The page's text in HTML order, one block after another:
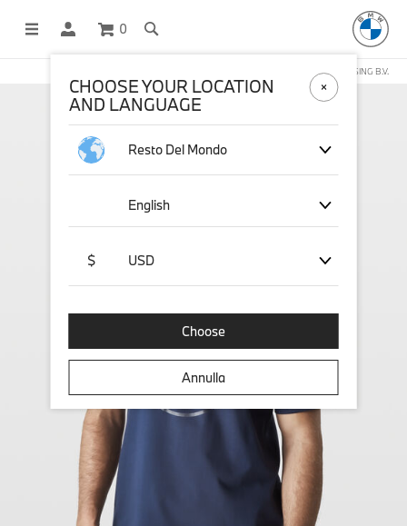
0
NEGOZIO ONLINE GESTITO DA STICHD SPORTMERCHANDISING B.V.
CHOOSE YOUR LOCATION
AND LANGUAGE
Resto Del Mondo
English
$ USD
Choose
Annulla